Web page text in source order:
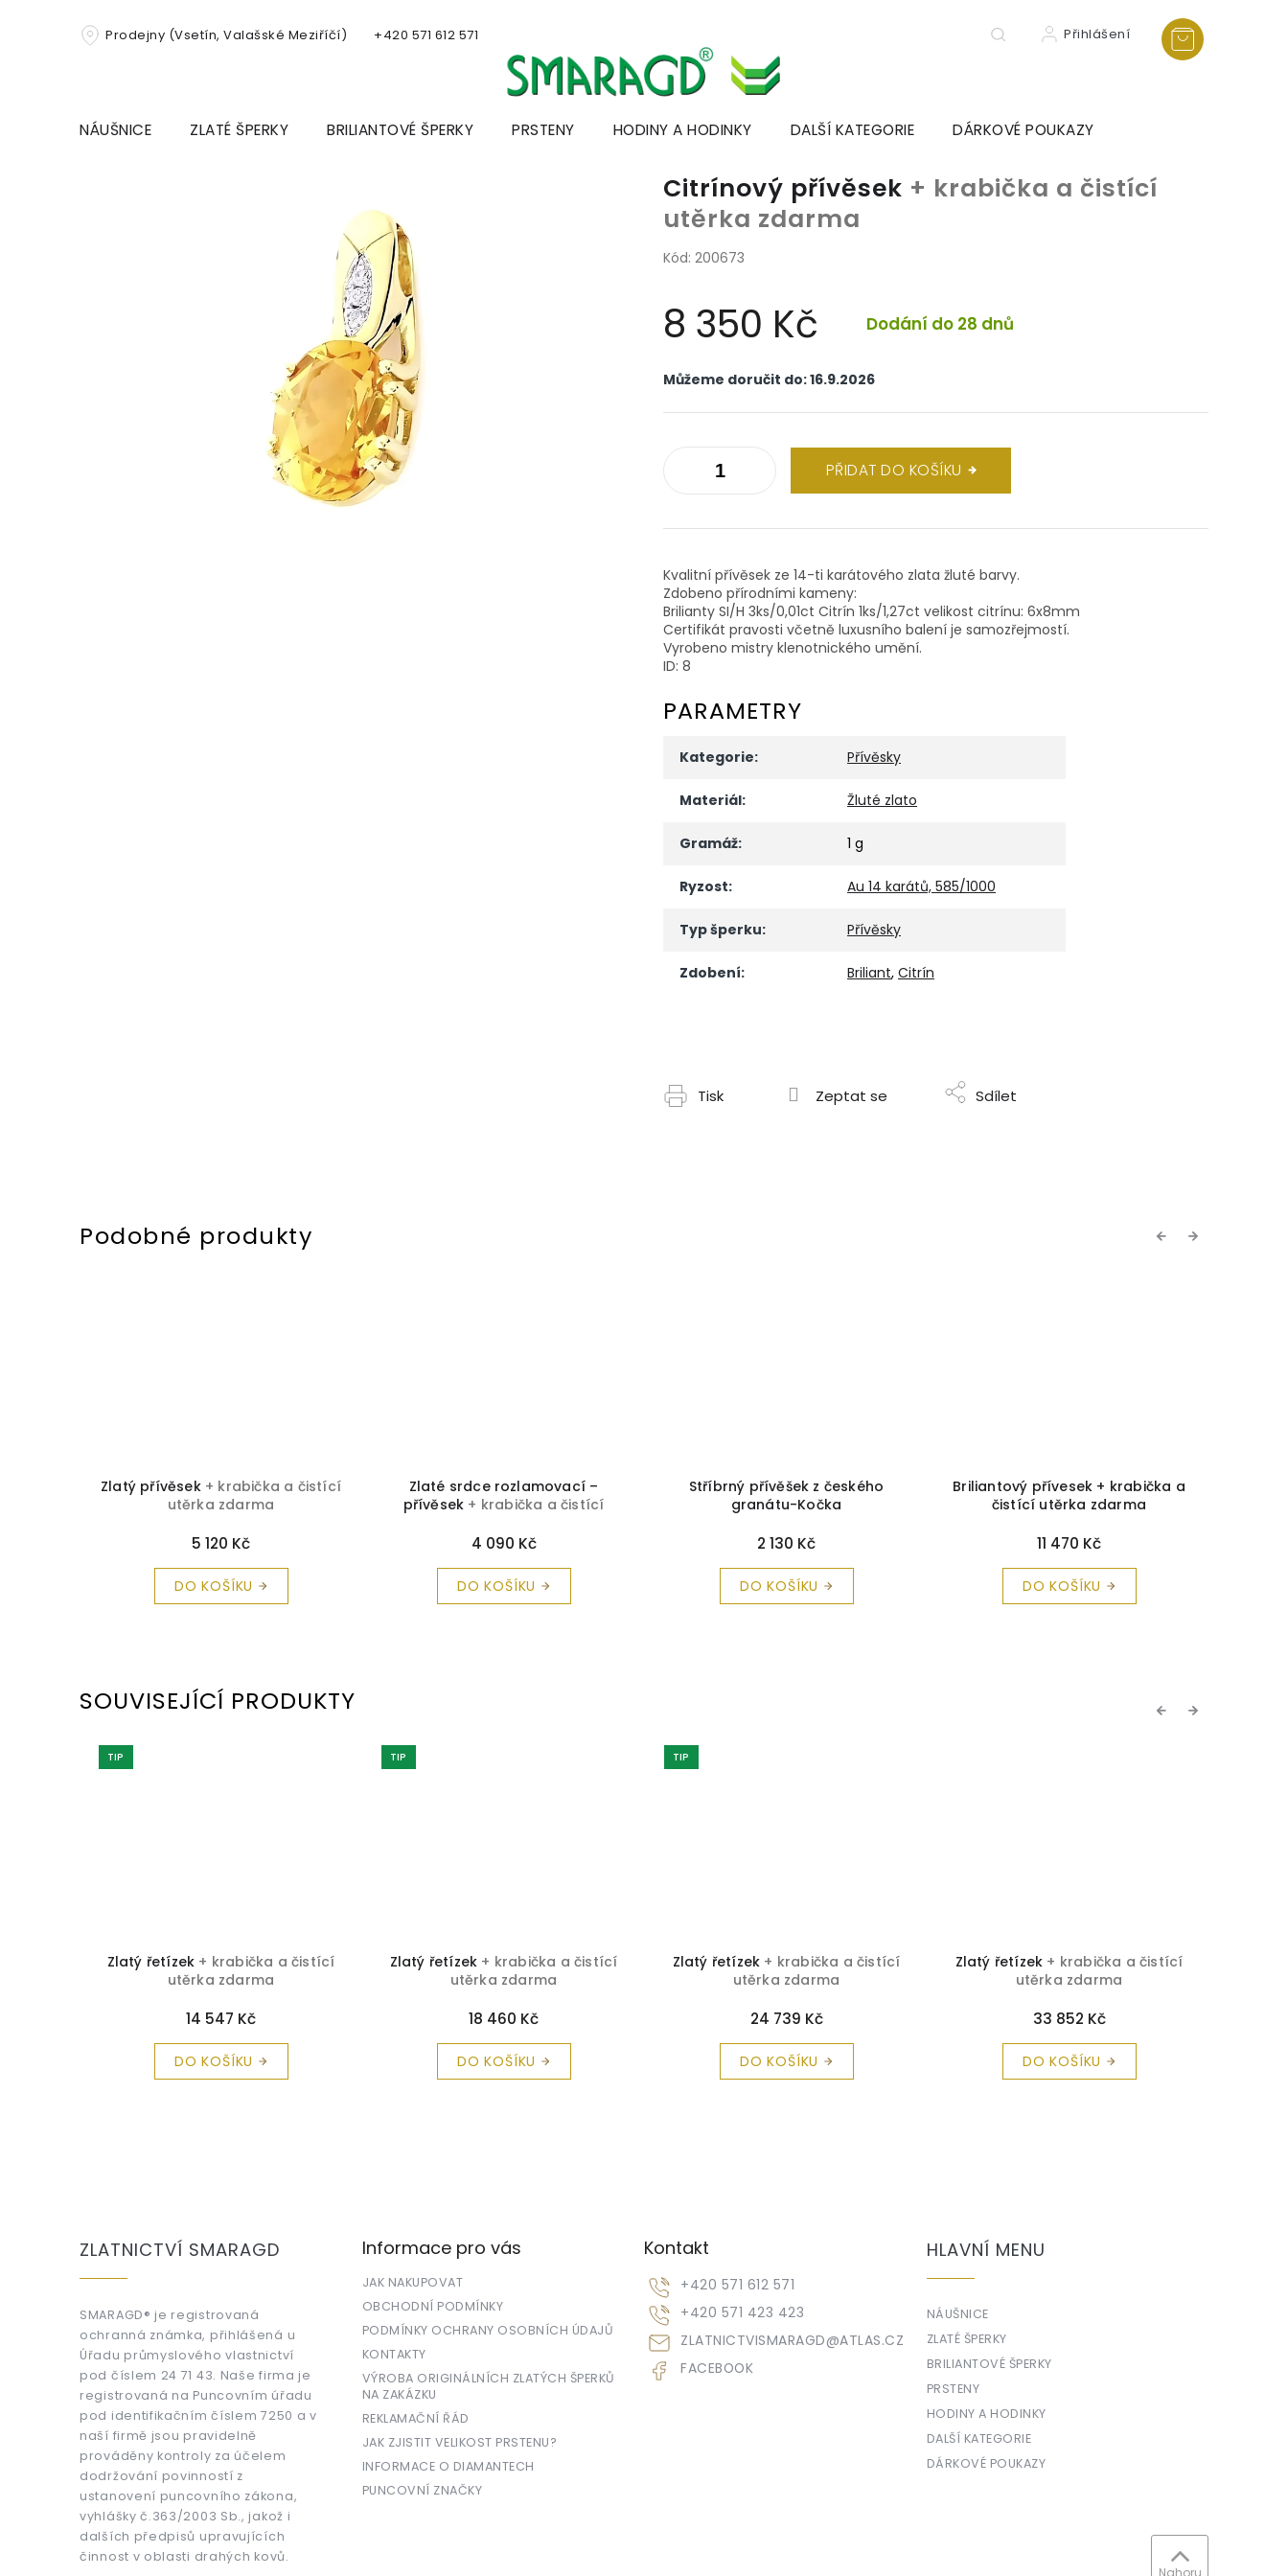
Prodejny (Vsetín, Valašské Meziříčí) +420 571 612 571 Přihlášení
NÁUŠNICE ZLATÉ ŠPERKY BRILIANTOVÉ ŠPERKY PRSTENY HODINY A HODINKY DALŠÍ KATEGORIE DÁRKOVÉ POUKAZY
Citrínový přívěsek + krabička a čistící
utěrka zdarma
Kód: 200673
8 350 Kč Dodání do 28 dnů
cena:
Můžeme doručit do:16.9.2026
PŘIDAT DO KOŠÍKU
Kvalitní přívěsek ze 14-ti karátového zlata žluté barvy.
Zdobeno přírodními kameny:
Brilianty SI/H 3ks/0,01ct Citrín 1ks/1,27ct velikost citrínu: 6x8mm
Certifikát pravosti včetně luxusního balení je samozřejmostí.
Vyrobeno mistry klenotnického umění.
ID: 8
PARAMETRY
Kategorie: Přívěsky
Materiál: Žluté zlato
Gramáž: 1 g
Ryzost: Au 14 karátů, 585/1000
Typ šperku: Přívěsky
Zdobení: Briliant, Citrín
Tisk Zeptat se Sdílet
Previous
Zlatý přívěsek + krabička a čistící
utěrka zdarma
5 120 Kč
DO KOŠÍKU
Zlaté srdce rozlamovací –
přívěsek + krabička a čistící
4 090 Kč
DO KOŠÍKU
Stříbrný přívěšek z českého
granátu-Kočka
2 130 Kč
DO KOŠÍKU
Briliantový přívesek + krabička a
čistící utěrka zdarma
11 470 Kč
DO KOŠÍKU
Next
SOUVISEJÍCÍ PRODUKTY Previous
TIP
Zlatý řetízek + krabička a čistící
utěrka zdarma
14 547 Kč
DO KOŠÍKU
TIP
Zlatý řetízek + krabička a čistící
utěrka zdarma
18 460 Kč
DO KOŠÍKU
TIP
Zlatý řetízek + krabička a čistící
utěrka zdarma
24 739 Kč
DO KOŠÍKU
Zlatý řetízek + krabička a čistící
utěrka zdarma
33 852 Kč
DO KOŠÍKU
Next
ZLATNICTVÍ SMARAGD
SMARAGD® je registrovaná
ochranná známka, přihlášená u
Úřadu průmyslového vlastnictví
pod číslem 24 71 43. Naše firma je
registrovaná na Puncovním úřadu
pod identifikačním číslem 7250 a v
naší firmě jsou pravidelně
prováděny kontroly za účelem
dodržování povinností z
ustanovení puncovního zákona,
vyhlášky č.363/2003 Sb., jakož i
dalších předpisů upravujících
činnost v oblasti drahých kovů.
Informace pro vás
JAK NAKUPOVAT
OBCHODNÍ PODMÍNKY
PODMÍNKY OCHRANY OSOBNÍCH ÚDAJŮ
KONTAKTY
VÝROBA ORIGINÁLNÍCH ZLATÝCH ŠPERKŮ
NA ZAKÁZKU
REKLAMAČNÍ ŘÁD
JAK ZJISTIT VELIKOST PRSTENU?
INFORMACE O DIAMANTECH
PUNCOVNÍ ZNAČKY
Kontakt
ZLATNICTVISMARAGD@ATLAS.CZ
+420 571 612 571
+420 571 423 423
FACEBOOK
HLAVNÍ MENU
NÁUŠNICE
ZLATÉ ŠPERKY
BRILIANTOVÉ ŠPERKY
PRSTENY
HODINY A HODINKY
DALŠÍ KATEGORIE
DÁRKOVÉ POUKAZY
Nahoru